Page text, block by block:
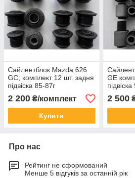
Сайлентблок Mazda 626
GC; комплект 12 шт. задня
підвіска 85-87г
2 200 ₴/комплект
Купити
GE
2 500
Про нас
Рейтинг не сформований
Менше 5 відгуків за останній рік